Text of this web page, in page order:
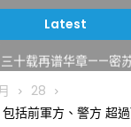
Latest
励(Li Statler)与钢
十载再谱华章——密
16日龙舟体验日 邀
28
括前軍方、警方 超